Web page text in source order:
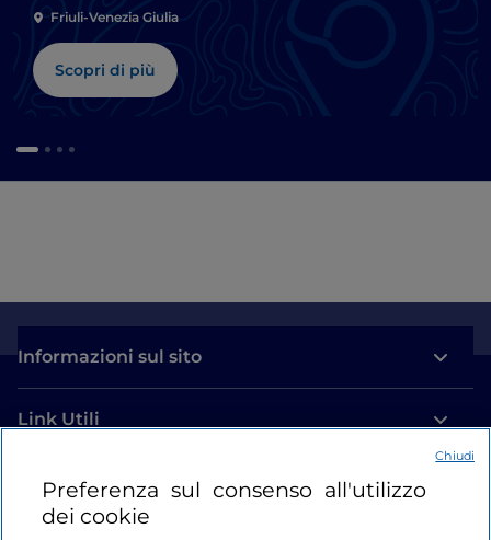
Friuli-Venezia Giulia
Scopri di più
Informazioni sul sito
Link Utili
Login
Restiamo in contatto
Preferenza sul consenso all'utilizzo
dei cookie
Chiudi